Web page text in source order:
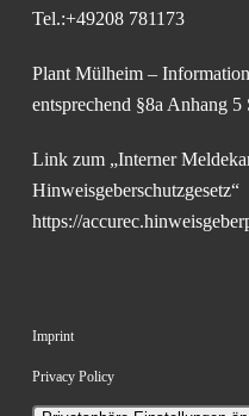
Tel.:+49208 781173
Plant Mülheim –
entsprechend §8a Anhang
Link zum „Interner
Hinweisgeberschutzgesetz“
https://
Imprint
Privacy Policy